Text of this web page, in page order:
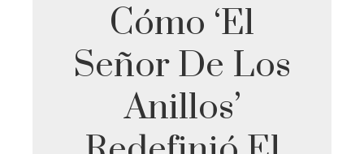
Cómo ‘El
Señor De Los
Anillos’